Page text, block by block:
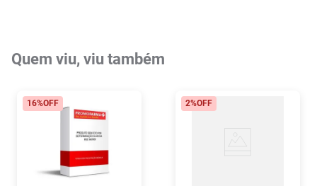
Quem viu, viu também
16%OFF 2%OFF